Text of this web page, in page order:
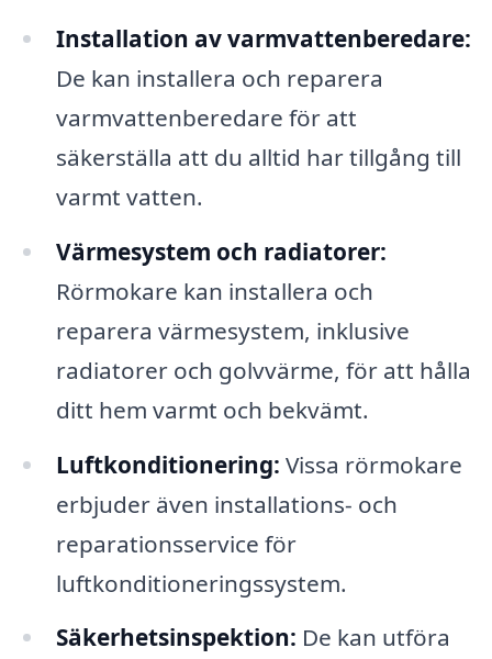
Installation av varmvattenberedare:
De kan installera och reparera
varmvattenberedare för att
säkerställa att du alltid har tillgång till
varmt vatten.
Värmesystem och radiatorer:
Rörmokare kan installera och
reparera värmesystem, inklusive
radiatorer och golvvärme, för att hålla
ditt hem varmt och bekvämt.
Luftkonditionering: Vissa rörmokare
erbjuder även installations- och
reparationsservice för
luftkonditioneringssystem.
Säkerhetsinspektion: De kan utföra